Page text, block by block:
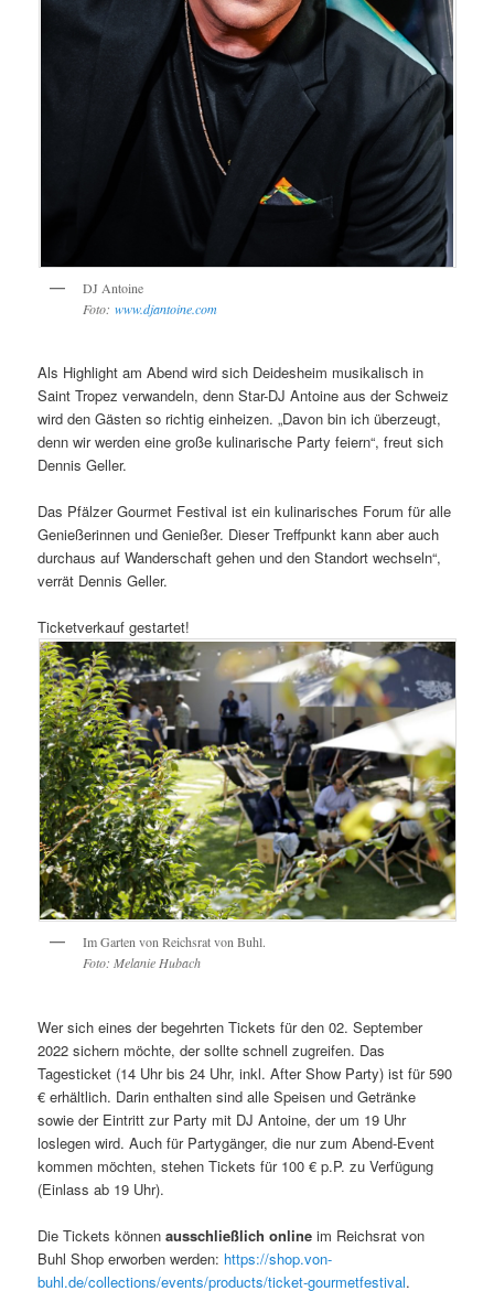
DJ Antoine
Foto: www.djantoine.com
Als Highlight am Abend wird sich Deidesheim musikalisch in
Saint Tropez verwandeln, denn Star-DJ Antoine aus der Schweiz
wird den Gästen so richtig einheizen. „Davon bin ich überzeugt,
denn wir werden eine große kulinarische Party feiern“, freut sich
Dennis Geller.
Das Pfälzer Gourmet Festival ist ein kulinarisches Forum für alle
Genießerinnen und Genießer. Dieser Treffpunkt kann aber auch
durchaus auf Wanderschaft gehen und den Standort wechseln“,
verrät Dennis Geller.
Ticketverkauf gestartet!
Im Garten von Reichsrat von Buhl.
Foto: Melanie Hubach
Wer sich eines der begehrten Tickets für den 02. September
2022 sichern möchte, der sollte schnell zugreifen. Das
Tagesticket (14 Uhr bis 24 Uhr, inkl. After Show Party) ist für 590
€ erhältlich. Darin enthalten sind alle Speisen und Getränke
sowie der Eintritt zur Party mit DJ Antoine, der um 19 Uhr
loslegen wird. Auch für Partygänger, die nur zum Abend-Event
kommen möchten, stehen Tickets für 100 € p.P. zu Verfügung
(Einlass ab 19 Uhr).
Die Tickets könnenausschließlich online im Reichsrat von
Buhl Shop erworben werden: https://shop.von-
buhl.de/collections/events/products/ticket-gourmetfestival.